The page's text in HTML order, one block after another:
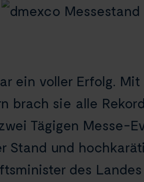
ein voller Erfolg.
brach sie alle
Tägigen Messe-
Stand und
des